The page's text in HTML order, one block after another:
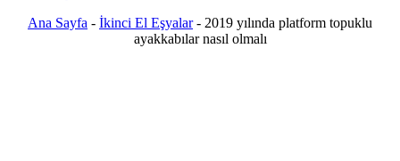
Ana Sayfa - İkinci El Eşyalar- 2019 yılında platform topuklu
ayakkabılar nasıl olmalı